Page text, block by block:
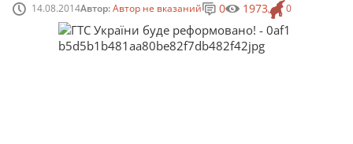
14.08.2014Автор:Автор не вказаний 0
0 1973